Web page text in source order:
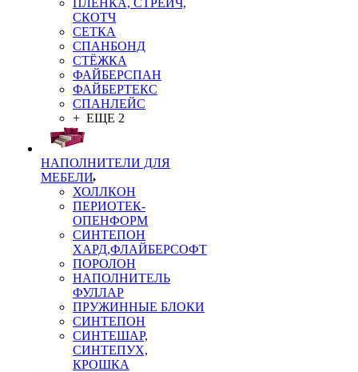
ПЛЁНКА, СТРЕЙЧ,
СКОТЧ
СЕТКА
СПАНБОНД
СТЁЖКА
ФАЙБЕРСПАН
ФАЙБЕРТЕКС
СПАНЛЕЙС
+ ЕЩЕ 2
НАПОЛНИТЕЛИ ДЛЯ
МЕБЕЛИ
ХОЛЛКОН
ПЕРИОТЕК-
ОПЕНФОРМ
СИНТЕПОН
ХАРД,ФЛАЙБЕРСОФТ
ПОРОЛОН
НАПОЛНИТЕЛЬ
ФУЛЛАР
ПРУЖИННЫЕ БЛОКИ
СИНТЕПОН
СИНТЕШАР,
СИНТЕПУХ,
КРОШКА